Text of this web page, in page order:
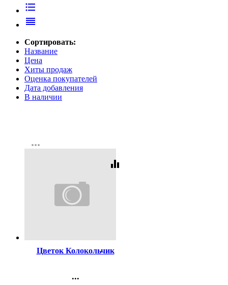
format_list_bulleted
reorder
Сортировать:
Название
Цена
Хиты продаж
Оценка покупателей
Дата добавления
В наличии
more_horiz
equalizer
Цветок Колокольчик
...